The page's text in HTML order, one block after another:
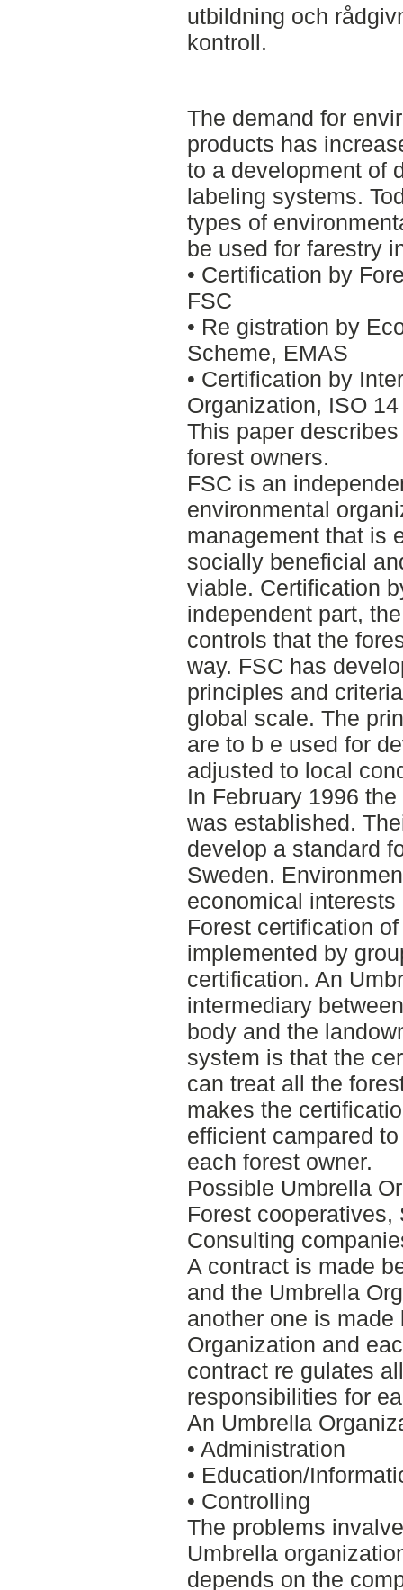
utbildning och
kontroll.
The demand for
products has
to a development of
labeling systems.
types of
be used for farestry
• Certification by
FSC
• Re gistration by
Scheme, EMAS
• Certification by
Organization, ISO
This paper
forest owners.
FSC is an
environmental
management that is
socially beneficial
viable. Certification
independent part,
controls that the
way. FSC has
principles and
global scale. The
are to b e used for
adjusted to local
In February 1996
was established.
develop a standard
Sweden.
economical
Forest certification
implemented by
certification. An
intermediary
body and the
system is that the
can treat all the
makes the
efficient campared
each forest owner.
Possible Umbrella
Forest cooperatives,
Consulting
A contract is made
and the Umbrella
another one is
Organization and
contract re gulates
responsibilities for
An Umbrella
• Administration
• Education/
• Controlling
The problems
Umbrella
depends on the